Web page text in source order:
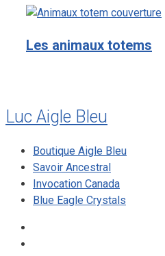
Les animaux totems
Luc Aigle Bleu
Boutique Aigle Bleu
Savoir Ancestral
Invocation Canada
Blue Eagle Crystals